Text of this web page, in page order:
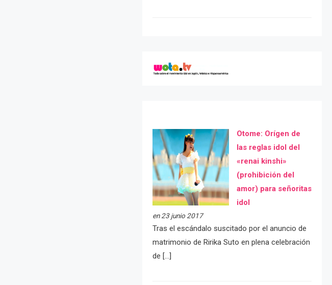
Otome: Orígen de
las reglas idol del
«renai kinshi»
(prohibición del
amor) para señoritas
idol
en 23 junio 2017
Tras el escándalo suscitado por el anuncio de
matrimonio de Ririka Suto en plena celebración
de […]